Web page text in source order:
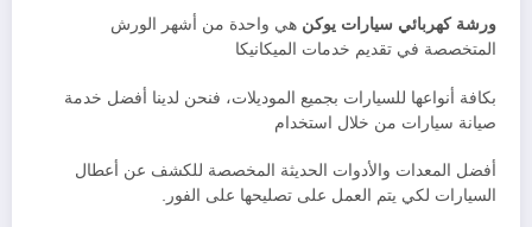
ورشة كهربائي سيارات يوكن هي واحدة من أشهر الورش
المتخصصة في تقديم خدمات الميكانيكا
بكافة أنواعها للسيارات بجميع الموديلات، فنحن لدينا أفضل خدمة
صيانة سيارات من خلال استخدام
أفضل المعدات والأدوات الحديثة المخصصة للكشف عن أعطال
السيارات لكي يتم العمل على تصليحها على الفور.